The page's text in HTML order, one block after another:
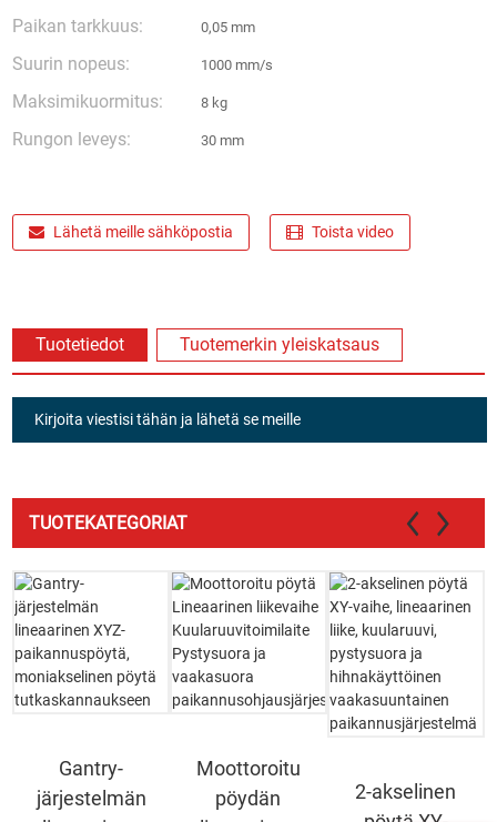
Paikan tarkkuus: 0,05 mm
Suurin nopeus: 1000 mm/s
Maksimikuormitus: 8 kg
Rungon leveys: 30 mm
Lähetä meille sähköpostia Toista video
Tuotetiedot Tuotemerkin yleiskatsaus
Kirjoita viestisi tähän ja lähetä se meille
TUOTEKATEGORIAT
Gantry-
järjestelmän
Moottoroitu
pöydän
2-akselinen